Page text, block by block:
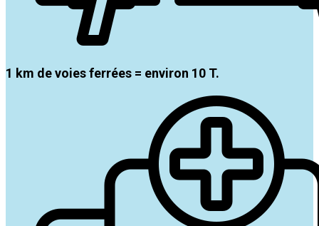
1 km de voies ferrées = environ 10 T.